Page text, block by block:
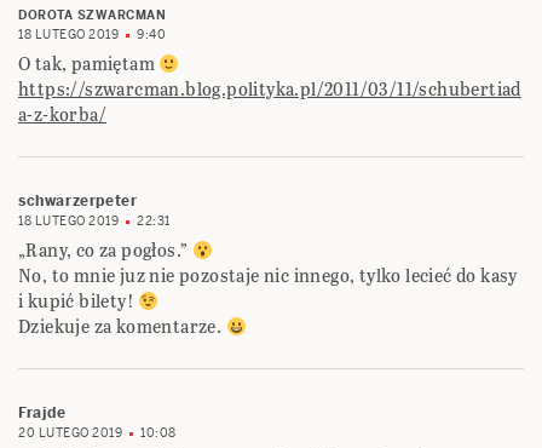
DOROTA SZWARCMAN
18 LUTEGO 2019
9:40
O tak, pamiętam
https://szwarcman.blog.polityka.pl/2011/03/11/schubertiad
a-z-korba/
schwarzerpeter
18 LUTEGO 2019 22:31
„Rany, co za pogłos.”
No, to mnie juz nie pozostaje nic innego, tylko lecieć do kasy
i kupić bilety!
Dziekuje za komentarze.
Frajde
20 LUTEGO 2019 10:08